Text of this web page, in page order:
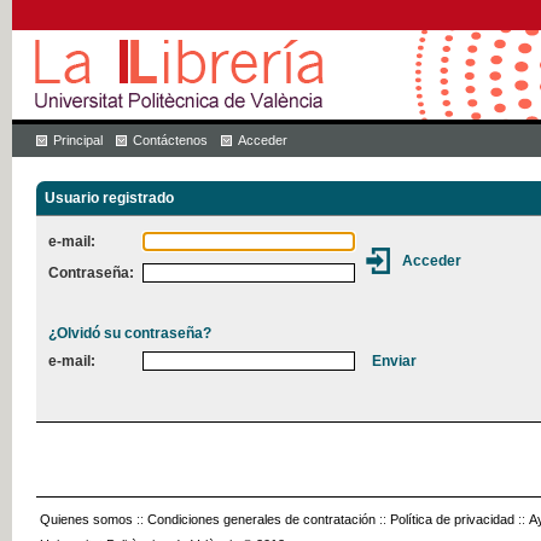
Principal Contáctenos Acceder
Usuario registrado
e-mail:
Contraseña:
¿Olvidó su contraseña?
e-mail:
Quienes somos :: Condiciones generales de contratación :: Política de privacidad ::